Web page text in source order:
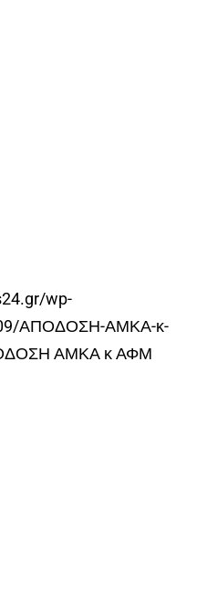
wp-
ΑΠΟΔΟΣΗ-ΑΜΚΑ-κ-
ΑΜΚΑ κ ΑΦΜ